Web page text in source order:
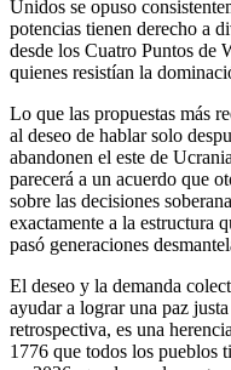
Unidos se opuso
potencias tienen derecho a
desde los Cuatro Puntos de
quienes resistían la
Lo que las propuestas más
al deseo de hablar solo
abandonen el este de
parecerá a un acuerdo que
sobre las decisiones
exactamente a la estructura
pasó generaciones
El deseo y la demanda
ayudar a lograr una paz
retrospectiva, es una
1776 que todos los pueblos